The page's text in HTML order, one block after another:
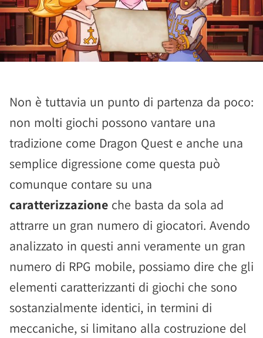
Non è tuttavia un punto di partenza da poco:
non molti giochi possono vantare una
tradizione come Dragon Quest e anche una
semplice digressione come questa può
comunque contare su una
caratterizzazione che basta da sola ad
attrarre un gran numero di giocatori. Avendo
analizzato in questi anni veramente un gran
numero di RPG mobile, possiamo dire che gli
elementi caratterizzanti di giochi che sono
sostanzialmente identici, in termini di
meccaniche, si limitano alla costruzione del